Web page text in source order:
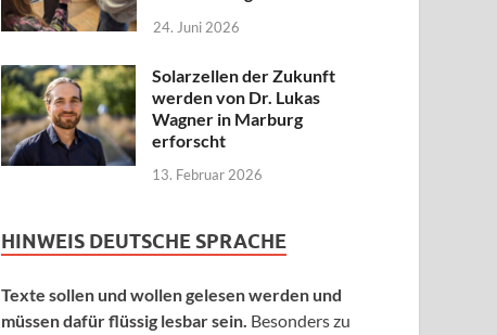
24. Juni 2026
Solarzellen der Zukunft
werden von Dr. Lukas
Wagner in Marburg
erforscht
13. Februar 2026
HINWEIS DEUTSCHE SPRACHE
Texte sollen und wollen gelesen werden und
müssen dafür flüssig lesbar sein. Besonders zu